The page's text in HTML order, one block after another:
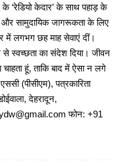
केदार’ के साथ पहाड़ के
और सामुदायिक जागरूकता के लिए
में लगभग छह माह सेवाएं दीं।
से स्वच्छता का संदेश दिया। जीवन
हूं, ताकि बाद में ऐसा न लगे
(पीसीएम), पत्रकारिता
देहरादून,
फोन: +91